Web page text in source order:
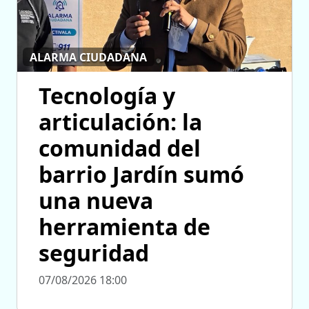
ALARMA CIUDADANA
Tecnología y
articulación: la
comunidad del
barrio Jardín sumó
una nueva
herramienta de
seguridad
07/08/2026 18:00